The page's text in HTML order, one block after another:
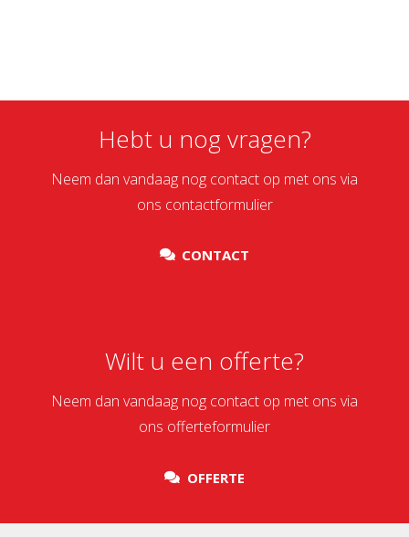
Wilms
Hebt u nog vragen?
Neem dan vandaag nog contact op met ons via
ons contactformulier
CONTACT
Wilt u een offerte?
Neem dan vandaag nog contact op met ons via
ons offerteformulier
OFFERTE